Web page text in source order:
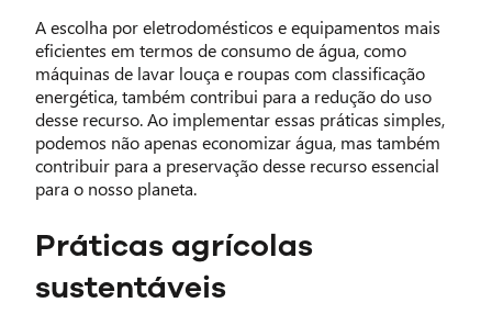
A escolha por eletrodomésticos e equipamentos mais
eficientes em termos de consumo de água, como
máquinas de lavar louça e roupas com classificação
energética, também contribui para a redução do uso
desse recurso. Ao implementar essas práticas simples,
podemos não apenas economizar água, mas também
contribuir para a preservação desse recurso essencial
para o nosso planeta.
Práticas agrícolas
sustentáveis